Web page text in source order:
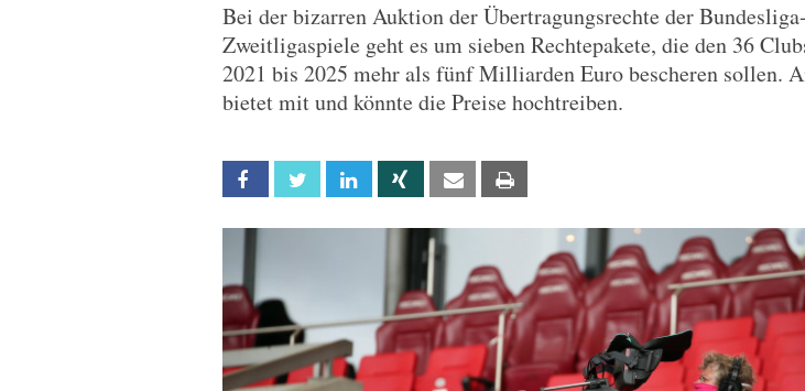
Bei der bizarren Auktion der Übertragungsrechte der
Zweitligaspiele geht es um sieben Rechtepakete, die den 36
2021 bis 2025 mehr als fünf Milliarden Euro bescheren sollen.
bietet mit und könnte die Preise hochtreiben.
Facebook Twitter Linkedin Xing Email